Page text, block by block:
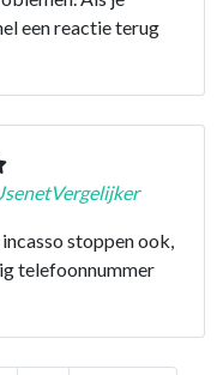
een reactie terug
stoppen ook,
telefoonnummer